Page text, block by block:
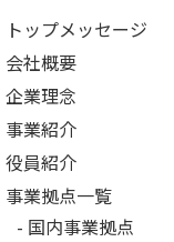
トップメッセージ
会社概要
企業理念
事業紹介
役員紹介
事業拠点一覧
国内事業拠点